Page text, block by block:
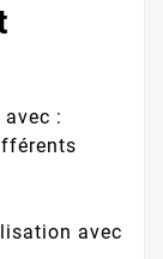
:
avec